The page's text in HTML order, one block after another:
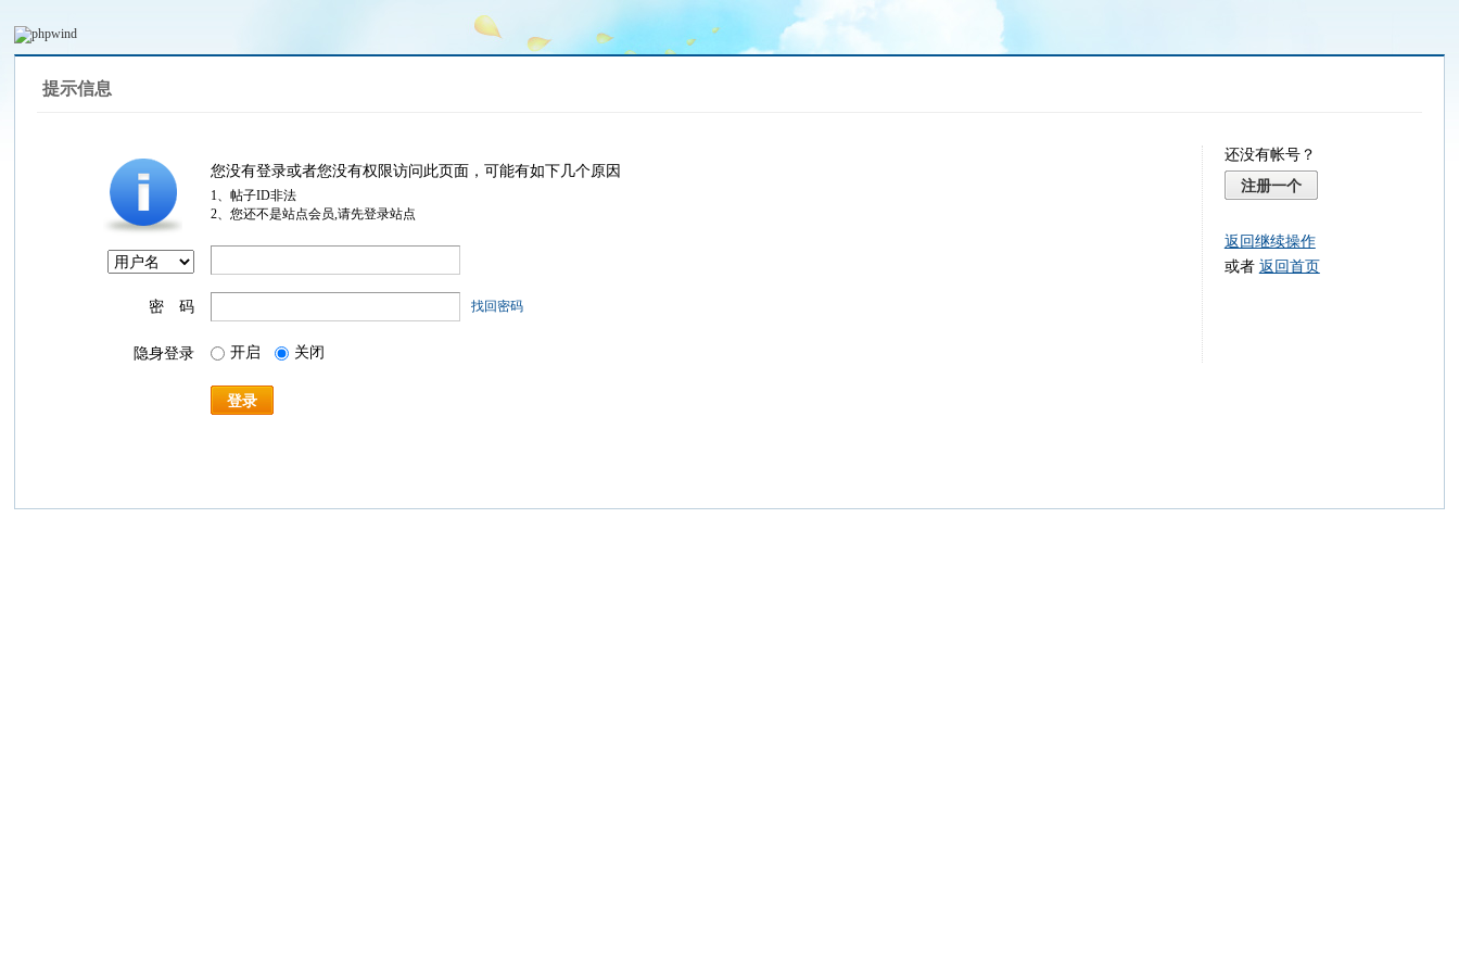
提示信息
您没有登录或者您没有权限访问此页面，可能有如下几个原因
1、帖子ID非法
2、您还不是站点会员,请先登录站点
密 码 找回密码
隐身登录 开启 关闭
登录
还没有帐号？
注册一个
返回继续操作
或者 返回首页